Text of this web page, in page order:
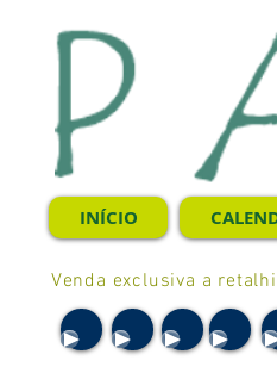
INÍCIO
Venda exclusiva a